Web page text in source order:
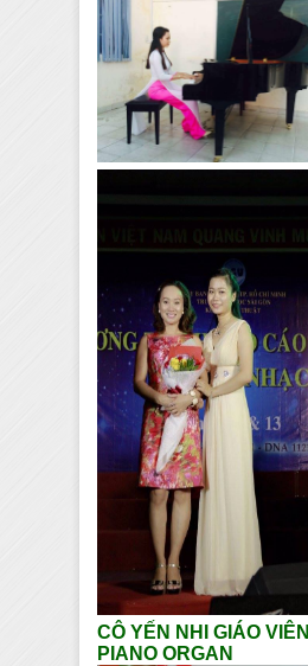
CÔ YẾN NHI GIÁO VIÊN
PIANO ORGAN